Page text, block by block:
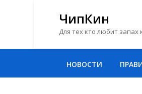
содержимому
ЧипКин
Для тех кто любит запах
НОВОСТИ